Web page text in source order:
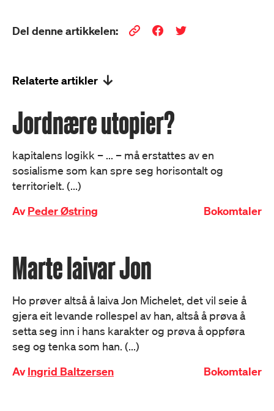
Del denne artikkelen:
Relaterte artikler
Jordnære utopier?
kapitalens logikk – ... – må erstattes av en
sosialisme som kan spre seg horisontalt og
territorielt. (...)
AvPeder Østring Bokomtaler
Marte laivar Jon
Ho prøver altså å laiva Jon Michelet, det vil seie å
gjera eit levande rollespel av han, altså å prøva å
setta seg inn i hans karakter og prøva å oppføra
seg og tenka som han. (...)
AvIngrid Baltzersen Bokomtaler